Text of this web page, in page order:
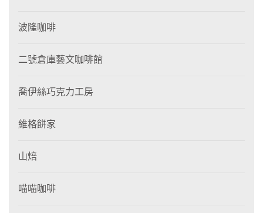
波隆咖啡
二號倉庫藝文咖啡館
喬伊絲巧克力工房
維格餅家
山焙
喵喵咖啡